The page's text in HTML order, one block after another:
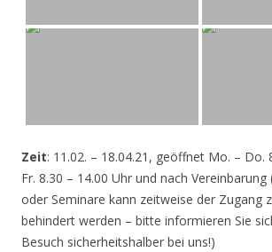
Zeit: 11.02. – 18.04.21, geöffnet Mo. – Do.
Fr. 8.30 – 14.00 Uhr und nach
oder Seminare kann zeitweise der Zugang
behindert werden – bitte informieren Sie
Besuch sicherheitshalber bei uns!)